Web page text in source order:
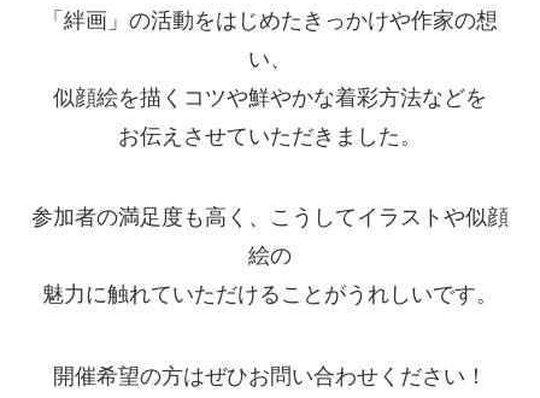
「絆画」の活動をはじめたきっかけや作家の想
い、
似顔絵を描くコツや鮮やかな着彩方法などを
お伝えさせていただきました。
参加者の満足度も高く、こうしてイラストや似顔
絵の
魅力に触れていただけることがうれしいです。
開催希望の方はぜひお問い合わせください！